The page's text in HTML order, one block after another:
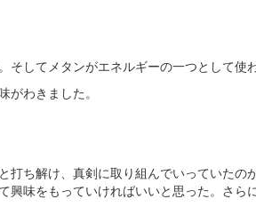
してメタンがエネルギーの一つとして使
わきました。
ち解け、真剣に取り組んでいっていた
味をもっていければいいと思った。さ